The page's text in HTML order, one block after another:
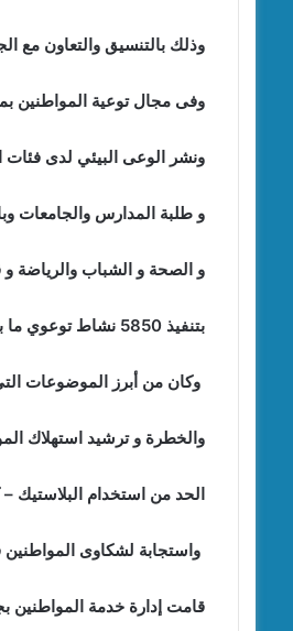
وذلك بالتنسيق والتعاون مع
وفى مجال توعية المواطنين
ونشر الوعى البيئي لدى فئات
و طلبة المدارس والجامعات
و الصحة و الشباب والرياضة و
بتنفيذ 5850 نشاط توعوي ما بين ندوات توعوية وورش عمل و حملات توعية
وكان من أبرز الموضوعات
والخطرة و ترشيد استهلاك
الحد من استخدام البلاستيك
واستجابة لشكاوى المواطنين
قامت إدارة خدمة المواطنين بجهاز شؤون البيئة بفحص عدد